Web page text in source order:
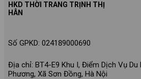
HKD THỜI TRANG TRỊNH THỊ
HÂN
Số GPKD: 024189000690
Địa chỉ: BT4-E9 Khu I, Điểm Dịch Vụ Du
Phương, Xã Sơn Đồng, Hà Nội